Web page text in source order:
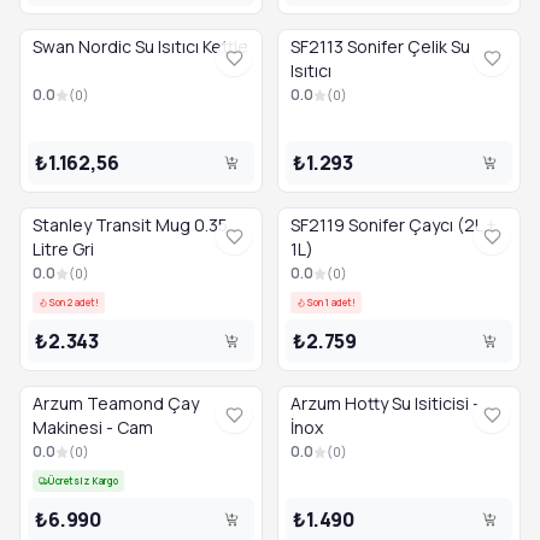
Swan Nordic Su Isıtıcı Kettle
0.0 (0)
₺1.162,56
SF2113 Sonifer Çelik Su
Isıtıcı
0.0 (0)
₺1.293
Stanley Transit Mug 0.35
Litre Gri
0.0 (0)
Son 2 adet!
₺2.343
SF2119 Sonifer Çaycı (2L +
1L)
0.0 (0)
Son 1 adet!
₺2.759
Arzum Teamond Çay
Makinesi - Cam
0.0 (0)
Ücretsiz Kargo
₺6.990
Arzum Hotty Su Isiticisi -
İnox
0.0 (0)
₺1.490